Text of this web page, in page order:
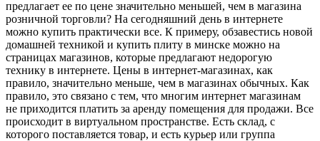
предлагает ее по цене значительно меньшей, чем в магазина
розничной торговли? На сегодняшний день в интернете
можно купить практически все. К примеру, обзавестись новой
домашней техникой и купить плиту в минске­ можно на
страницах магазинов, которые предлагают недорогую
технику в интернете. Цены в интернет-магазинах, как
правило, значительно меньше, чем в магазинах обычных. Как
правило, это связано с тем, что многим интернет магазинам
не приходится платить за аренду помещения для продажи. Все
происходит в виртуальном пространстве. Есть склад, с
которого поставляется товар, и есть курьер или группа